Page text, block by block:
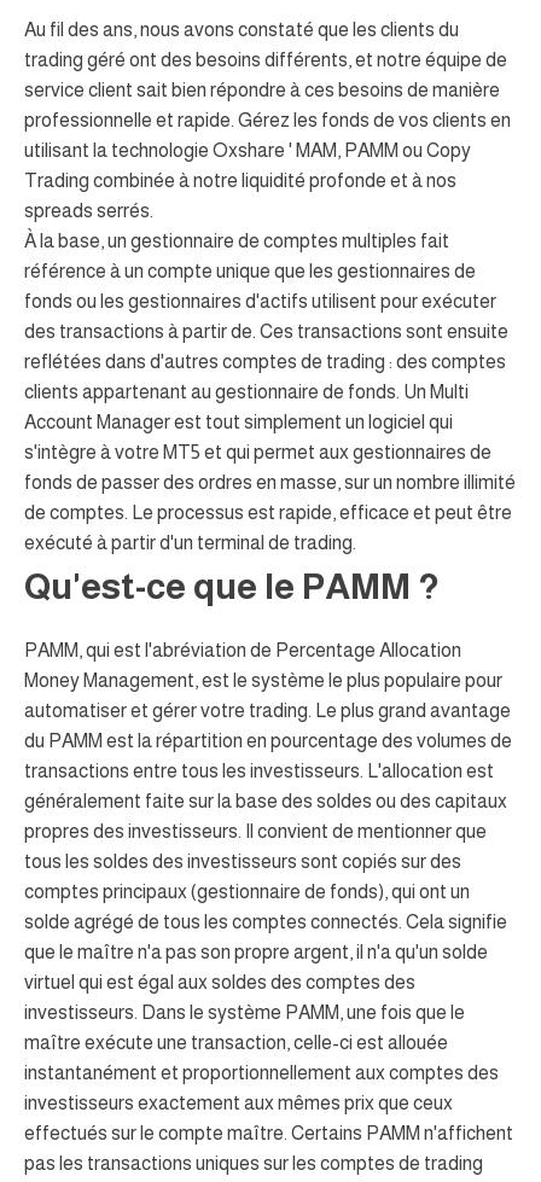
Au fil des ans, nous avons constaté que les clients du
trading géré ont des besoins différents, et notre équipe de
service client sait bien répondre à ces besoins de manière
professionnelle et rapide. Gérez les fonds de vos clients en
utilisant la technologie Oxshare ' MAM, PAMM ou Copy
Trading combinée à notre liquidité profonde et à nos
spreads serrés.
À la base, un gestionnaire de comptes multiples fait
référence à un compte unique que les gestionnaires de
fonds ou les gestionnaires d'actifs utilisent pour exécuter
des transactions à partir de. Ces transactions sont ensuite
reflétées dans d'autres comptes de trading : des comptes
clients appartenant au gestionnaire de fonds. Un Multi
Account Manager est tout simplement un logiciel qui
s'intègre à votre MT5 et qui permet aux gestionnaires de
fonds de passer des ordres en masse, sur un nombre illimité
de comptes. Le processus est rapide, efficace et peut être
exécuté à partir d'un terminal de trading.
Qu'est-ce que le PAMM ?
PAMM, qui est l'abréviation de Percentage Allocation
Money Management, est le système le plus populaire pour
automatiser et gérer votre trading. Le plus grand avantage
du PAMM est la répartition en pourcentage des volumes de
transactions entre tous les investisseurs. L'allocation est
généralement faite sur la base des soldes ou des capitaux
propres des investisseurs. Il convient de mentionner que
tous les soldes des investisseurs sont copiés sur des
comptes principaux (gestionnaire de fonds), qui ont un
solde agrégé de tous les comptes connectés. Cela signifie
que le maître n'a pas son propre argent, il n'a qu'un solde
virtuel qui est égal aux soldes des comptes des
investisseurs. Dans le système PAMM, une fois que le
maître exécute une transaction, celle-ci est allouée
instantanément et proportionnellement aux comptes des
investisseurs exactement aux mêmes prix que ceux
effectués sur le compte maître. Certains PAMM n'affichent
pas les transactions uniques sur les comptes de trading